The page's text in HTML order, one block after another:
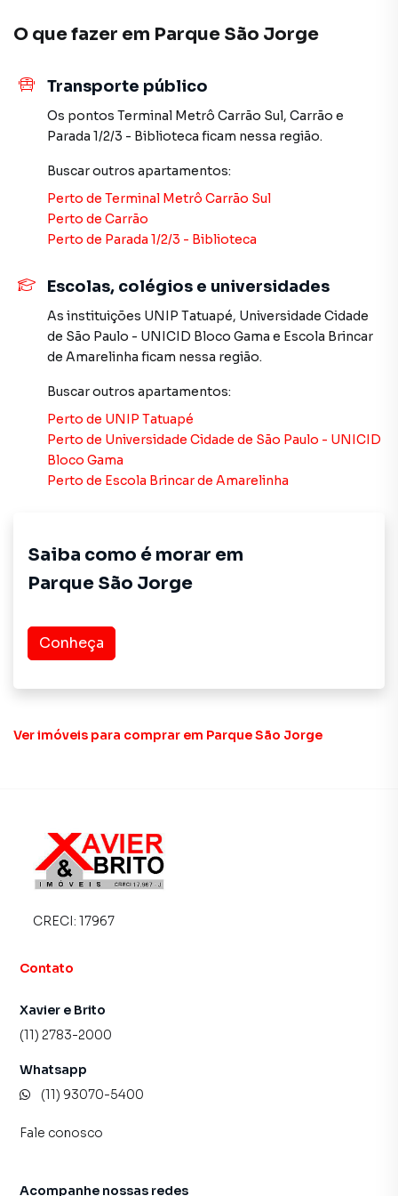
vida.
Negocie seu imóvel de forma totalmente online, com
segurança e tranquilidade. Na Imobiliária Xavier e Brito
você consegue comprar ou alugar um imóvel em São Paulo
mesmo não estando na cidade e com a praticidade de
smartphone. Nós criamos soluções inovadoras para
simplificar a relação de proprietários, inquilinos e
compradores com o mercado imobiliário.
Xavier e Brito é uma imobiliária digital com imóveis em
Na Imobiliária Xavier e Brito você consegue vender ou
alugar seu imóvel muito mais rápido do que em imobiliárias
tradicionais. Já vendemos e locamos diversos imóveis em
porque temos uma equipe de marketing digital focada em
produzir campanhas específicas para São Paulo, o que
aumenta muito o número de contatos interessados e
tendo como consequência uma maior chance de vender ou
central de atendimento preparada para atender
O que fazer em Parque São Jorge
Transporte público
Os pontos Terminal Metrô Carrão Sul, Carrão e
Parada 1/2/3 - Biblioteca ficam nessa região.
Buscar outros apartamentos:
Perto de Terminal Metrô Carrão Sul
Perto de Carrão
Perto de Parada 1/2/3 - Biblioteca
Escolas, colégios e universidades
As instituições UNIP Tatuapé, Universidade Cidade
de São Paulo - UNICID Bloco Gama e Escola Brincar
de Amarelinha ficam nessa região.
Buscar outros apartamentos:
Perto de UNIP Tatuapé
Perto de Universidade Cidade de São Paulo - UNICID
Bloco Gama
Perto de Escola Brincar de Amarelinha
Saiba como é morar em
Parque São Jorge
Conheça
Ver imóveis para comprar em Parque São Jorge
CRECI: 17967
Contato
Xavier e Brito
(11) 2783-2000
Whatsapp
(11) 93070-5400
Fale conosco
Acompanhe nossas redes